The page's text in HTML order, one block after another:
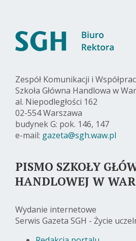
Zespół Komunikacji i
Szkoła Główna Handlowa w
al. Niepodległości 162
02-554 Warszawa
budynek G: pok. 146, 147
e-mail: gazeta@sgh.waw.pl
PISMO SZKOŁY
HANDLOWEJ W
Wydanie internetowe
Serwis Gazeta SGH - Życie